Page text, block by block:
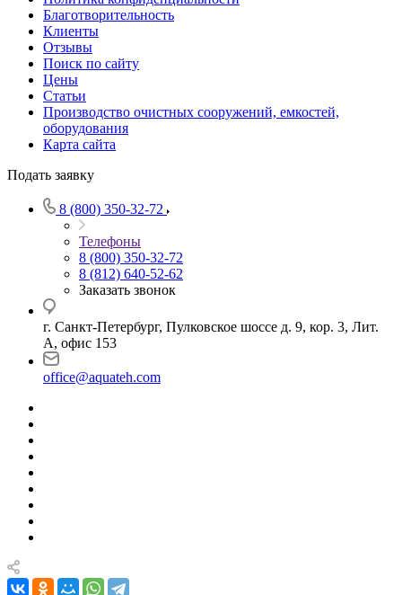
Благотворительность
Клиенты
Отзывы
Поиск по сайту
Цены
Статьи
Производство очистных сооружений, емкостей,
оборудования
Карта сайта
Подать заявку
8 (800) 350-32-72
Телефоны
8 (800) 350-32-72
8 (812) 640-52-62
Заказать звонок
г. Санкт-Петербург, Пулковское шоссе д. 9, кор. 3, Лит.
А, офис 153
office@aquateh.com